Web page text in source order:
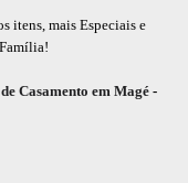
itens, mais Especiais e
Casamento em Magé-